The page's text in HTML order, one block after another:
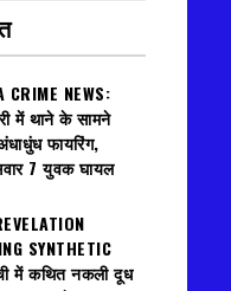
CRIME NEWS:
में थाने के सामने
फायरिंग,
7 युवक घायल
SYNTHETIC
में कथित नकली दूध